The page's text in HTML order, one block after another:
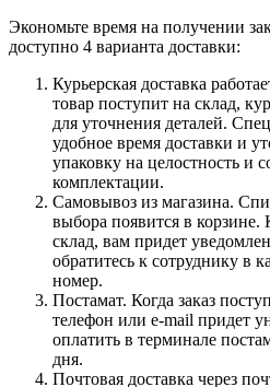
Экономьте время на получении
доступно 4 варианта доставки:
Курьерская доставка
товар поступит на склад,
для уточнения деталей.
удобное время доставки и
упаковку на целостность и
комплектации.
Самовывоз из магазина.
выбора появится в корзине.
склад, вам придет
обратитесь к сотруднику в
номер.
Постамат. Когда заказ
телефон или e-mail придет
оплатить в терминале
дня.
Почтовая доставка через